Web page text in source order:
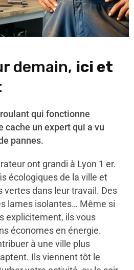
demain, ici et
qui fonctionne
cache un expert qui a vu
pannes.
ont grandi à Lyon 1 er.
écologiques de la ville et
vertes dans leur travail. Des
lames isolantes… Même si
explicitement, ils vous
économes en énergie.
à une ville plus
Ils viennent tôt le